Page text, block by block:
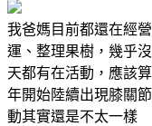
我爸媽目前都還在經
運、整理果樹，幾乎
天都有在活動，應該
年開始陸續出現膝關
動其實還是不太一樣